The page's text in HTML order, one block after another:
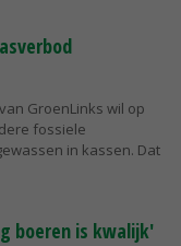
GroenLinks wil op
fossiele
in kassen. Dat
boeren is kwalijk'